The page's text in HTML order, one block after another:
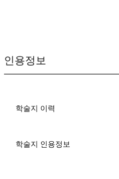
인용정보
학술지 이력
학술지 인용정보